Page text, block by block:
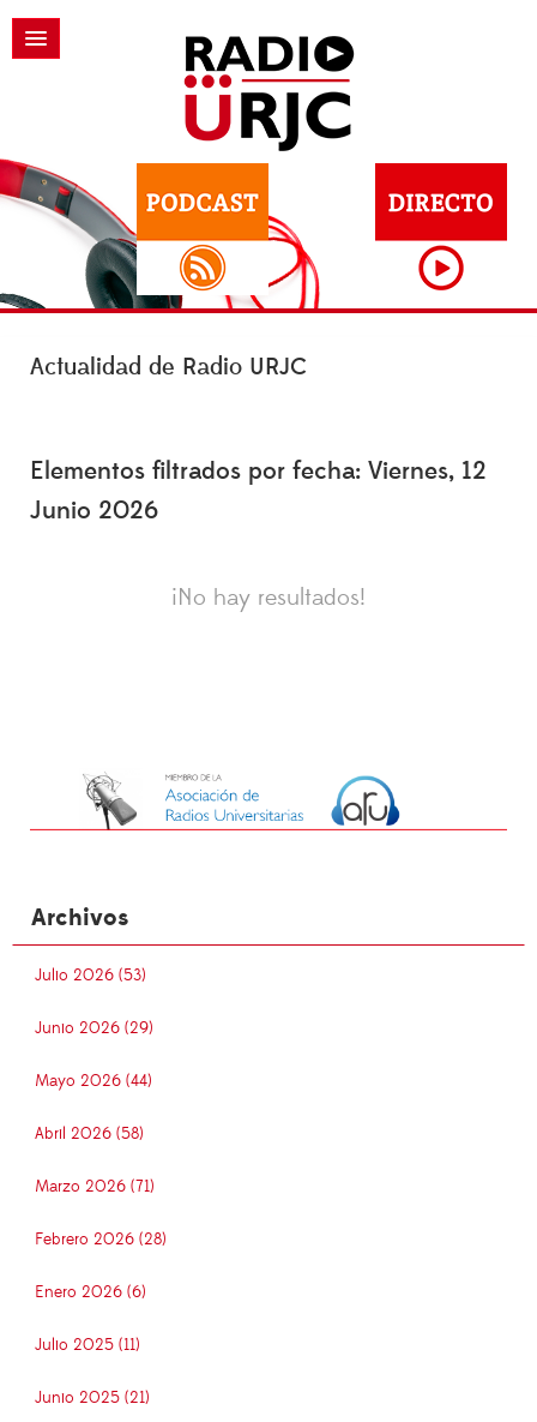
Actualidad de Radio URJC
Elementos filtrados por fecha: Viernes, 12
Junio 2026
¡No hay resultados!
Archivos
Julio 2026 (53)
Junio 2026 (29)
Mayo 2026 (44)
Abril 2026 (58)
Marzo 2026 (71)
Febrero 2026 (28)
Enero 2026 (6)
Julio 2025 (11)
Junio 2025 (21)